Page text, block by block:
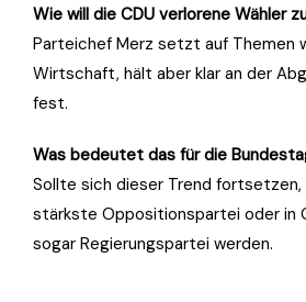
Wie will die CDU verlorene Wähler
Parteichef Merz setzt auf Themen
Wirtschaft, hält aber klar an der
fest.
Was bedeutet das für die
Sollte sich dieser Trend fortsetzen,
stärkste Oppositionspartei oder in
sogar Regierungspartei werden.